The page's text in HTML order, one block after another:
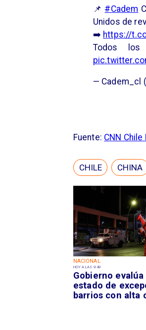
NACIONAL
HOY A LAS 9:49
Gobierno evalúa
estado de
barrios con alta
📌 #Cadem
Unidos de
➡️ https://
Todos
— Cadem_cl
Fuente: CNN Chile
CHILE CHINA